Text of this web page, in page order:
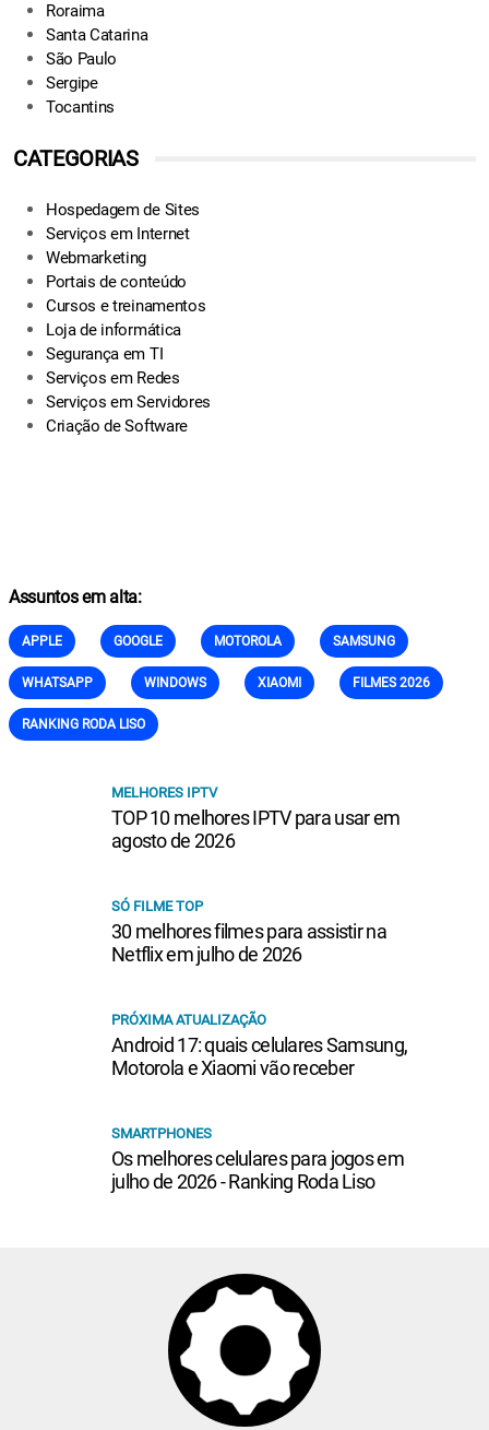
Roraima
Santa Catarina
São Paulo
Sergipe
Tocantins
CATEGORIAS
Hospedagem de Sites
Serviços em Internet
Webmarketing
Portais de conteúdo
Cursos e treinamentos
Loja de informática
Segurança em TI
Serviços em Redes
Serviços em Servidores
Criação de Software
Assuntos em alta:
APPLE GOOGLE MOTOROLA SAMSUNG
WHATSAPP WINDOWS XIAOMI FILMES 2026
RANKING RODA LISO
MELHORES IPTV
TOP 10 melhores IPTV para usar em
agosto de 2026
SÓ FILME TOP
30 melhores filmes para assistir na
Netflix em julho de 2026
PRÓXIMA ATUALIZAÇÃO
Android 17: quais celulares Samsung,
Motorola e Xiaomi vão receber
SMARTPHONES
Os melhores celulares para jogos em
julho de 2026 - Ranking Roda Liso